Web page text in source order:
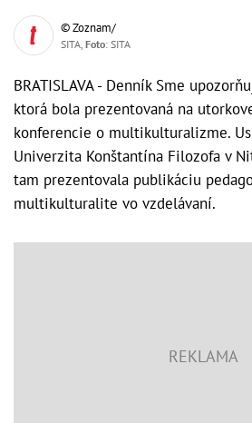
© Zoznam/
SITA, Foto: SITA
BRATISLAVA - Denník Sme
ktorá bola prezentovaná na
konferencie o multikulturalizme.
Univerzita Konštantína Filozofa v
tam prezentovala publikáciu
multikulturalite vo vzdelávaní.